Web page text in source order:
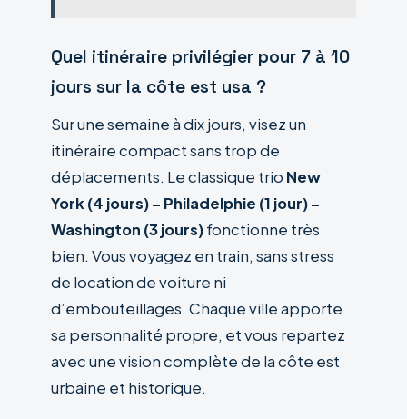
Quel itinéraire privilégier pour 7 à 10
jours sur la côte est usa ?
Sur une semaine à dix jours, visez un
itinéraire compact sans trop de
déplacements. Le classique trio New
York (4 jours) – Philadelphie (1 jour) –
Washington (3 jours)fonctionne très
bien. Vous voyagez en train, sans stress
de location de voiture ni
d’embouteillages. Chaque ville apporte
sa personnalité propre, et vous repartez
avec une vision complète de la côte est
urbaine et historique.